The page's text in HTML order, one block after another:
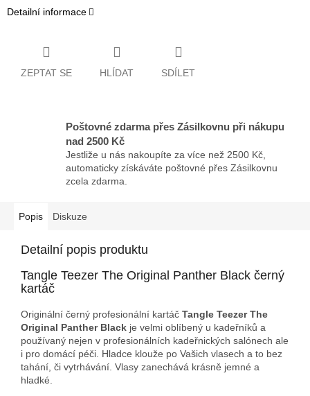
Detailní informace
ZEPTAT SE HLÍDAT SDÍLET
Poštovné zdarma přes Zásilkovnu při nákupu
nad 2500 Kč
Jestliže u nás nakoupíte za více než 2500 Kč,
automaticky získáváte poštovné přes Zásilkovnu
zcela zdarma.
Popis Diskuze
Detailní popis produktu
Tangle Teezer The Original Panther Black černý
kartáč
Originální černý profesionální kartáč Tangle Teezer The
Original Panther Black je velmi oblíbený u kadeřníků a
používaný nejen v profesionálních kadeřnických salónech ale
i pro domácí péči. Hladce klouže po Vašich vlasech a to bez
tahání, či vytrhávání. Vlasy zanechává krásně jemné a
hladké.